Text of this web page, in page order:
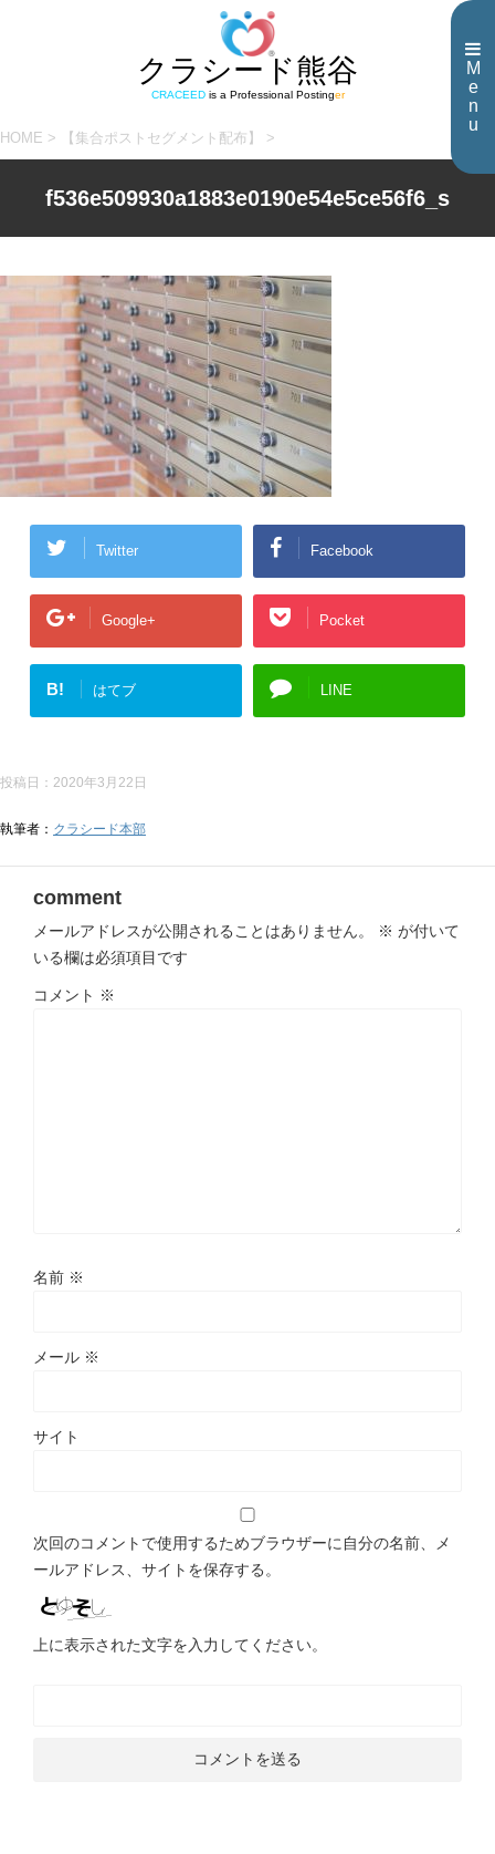
M
e
n
u
クラシード熊谷
CRACEEDis a Professional Postinger
HOME > 【集合ポストセグメント配布】 >
f536e509930a1883e0190e54e5ce56f6_s
Twitter Facebook
Google+ Pocket
B! はてブ LINE
投稿日： 2020年3月22日
執筆者： クラシード本部
comment
メールアドレスが公開されることはありません。 ※ が付いて
いる欄は必須項目です
コメント ※
名前 ※
メール ※
サイト
次回のコメントで使用するためブラウザーに自分の名前、メ
ールアドレス、サイトを保存する。
上に表示された文字を入力してください。